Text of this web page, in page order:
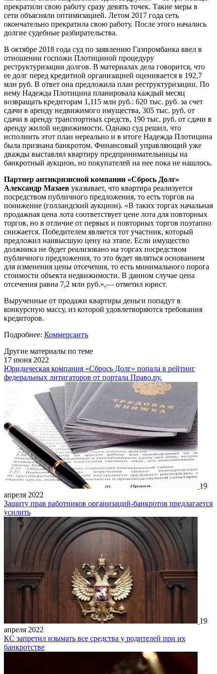
прекратили свою работу сразу девять точек. Такие меры в
сети объясняли оптимизацией. Летом 2017 года сеть
окончательно прекратила свою работу. После этого начались
долгие судебные разбирательства.
В октябре 2018 года суд по заявлению Газпромбанка ввел в
отношении госпожи Плотициной процедуру
реструктуризации долгов. В материалах дела говорится, что
ее долг перед кредитной организацией оценивается в 192,7
млн руб. В ответ она предложила план реструктуризации. По
нему Надежда Плотицина планировала каждый месяц
возвращать кредиторам 1,115 млн руб.: 620 тыс. руб. за счет
сдачи в аренду недвижимого имущества, 305 тыс. руб. от
сдачи в аренду транспортных средств, 190 тыс. руб. от сдачи в
аренду жилой недвижимости. Однако суд решил, что
исполнить этот план нереально и в итоге Надежда Плотицина
была признана банкротом. Финансовый управляющий уже
дважды выставлял квартиру предпринимательницы на
банкротный аукцион, но покупателей на нее пока не нашлось.
Партнер антикризисной компании «Сбрось Долг»
Александр Мазаев указывает, что квартира реализуется
посредством публичного предложения, то есть торгов на
понижение (голландский аукцион). «В таких торгах начальная
продажная цена лота соответствует цене лота для повторных
торгов, но в отличие от первых и повторных торгов поэтапно
снижается. Победителем является тот участник, который
предложил наивысшую цену на этапе. Если имущество
должника не будет реализовано на торгах посредством
публичного предложения, то это будет являться основанием
для изменения цены отсечения, то есть минимального порога
стоимости объекта недвижимости. В данном случае цена
отсечения равна 7,2 млн руб.»,— отметил юрист.
Вырученные от продажи квартиры деньги попадут в
конкурсную массу, из которой удовлетворяются требования
кредиторов.
Подробнее: Коммерсантъ
Другие материалы по теме
17 июня 2022
Юридическая компания «Сбрось Долг» попала в рейтинг
федеральных литигаторов от портала Право.ру.
19
апреля 2022
Защиту прав работников организаций-банкротов предлагается
усилить
19
апреля 2022
КС запретил изымать все средства у родителей при их
банкротстве